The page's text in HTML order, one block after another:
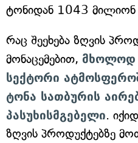
ტონიდან 1043 მილიონ
რაც შეეხება ზღვის
მონაცემებით, მხოლოდ
სექტორი
ტონა სათბურის
პასუხისმგებელი.
ზღვის პროდუქტებზე